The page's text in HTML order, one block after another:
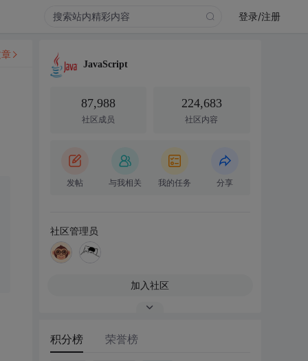
登录/注册
JavaScript
87,988
社区成员
224,683
社区内容
发帖 与我相关 我的任务 分享
社区管理员
加入社区
积分榜 荣誉榜